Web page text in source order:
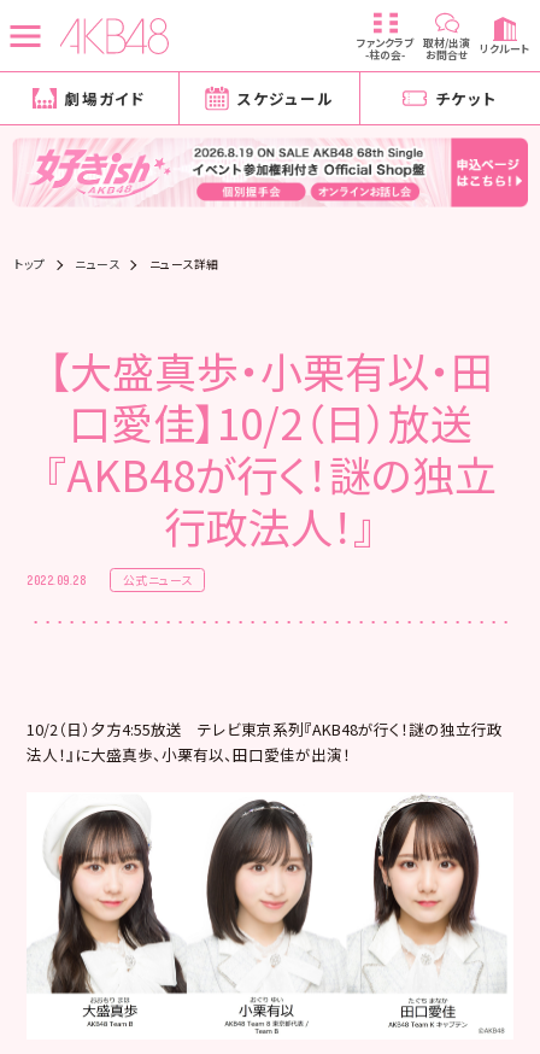
ファンクラブ
-柱の会-
取材/出演
お問合せ リクルート
劇場ガイド スケジュール チケット
トップ ニュース ニュース詳細
【大盛真歩・小栗有以・田
口愛佳】10/2（日）放送
『AKB48が行く！謎の独立
行政法人！』
2022.09.28 公式ニュース
10/2（日）夕方4:55放送 テレビ東京系列『AKB48が行く！謎の独立行政
法人！』 に大盛真歩、小栗有以、田口愛佳が出演！